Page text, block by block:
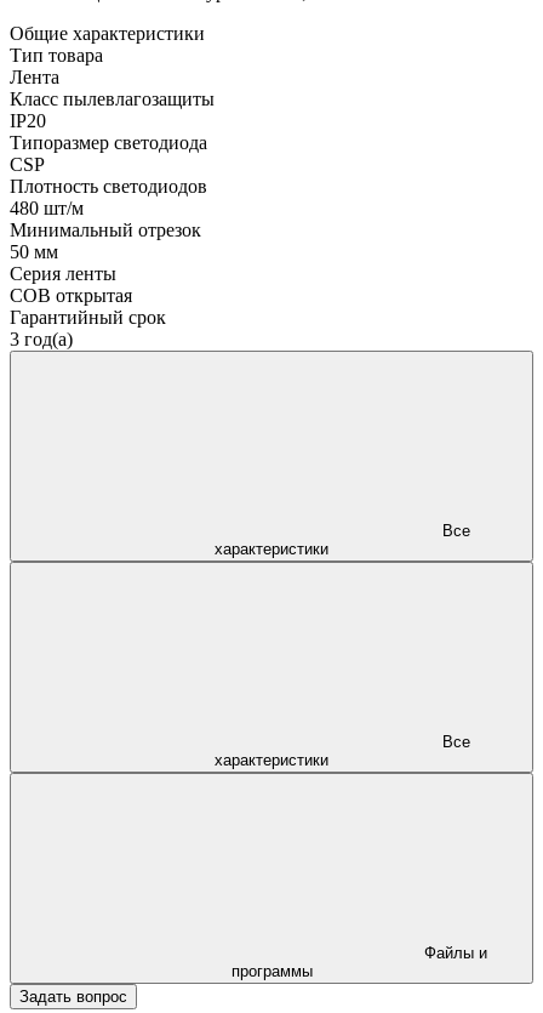
Общие характеристики
Тип товара
Лента
Класс пылевлагозащиты
IP20
Типоразмер светодиода
CSP
Плотность светодиодов
480 шт/м
Минимальный отрезок
50 мм
Серия ленты
COB открытая
Гарантийный срок
3 год(а)
характеристики
характеристики
программы
Задать вопрос